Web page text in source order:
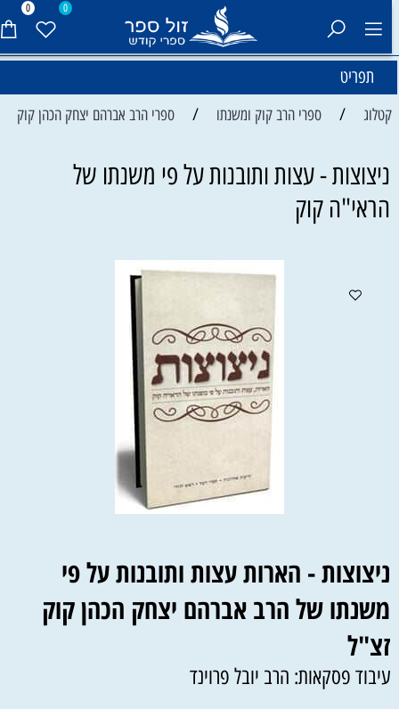
0 0
תפריט
קטלוג / ספרי הרב קוק ומשנתו / ספרי הרב אברהם יצחק הכהן קוק
ניצוצות - עצות ותובנות על פי משנתו של
הראי"ה קוק
ניצוצות - הארות עצות ותובנות על פי
משנתו של הרב אברהם יצחק הכהן קוק
זצ"ל
עיבוד פסקאות: הרב יובל פרוינד